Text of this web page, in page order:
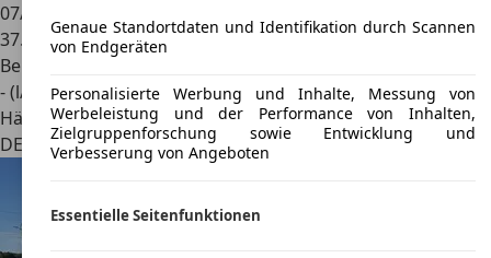
07/2024
37.349 km
Benzin
- (l/100 km)
Händler
DE 57076Siegen
Genaue Standortdaten und Identifikation durch Scannen
von Endgeräten
Personalisierte Werbung und Inhalte, Messung von
Werbeleistung und der Performance von Inhalten,
Zielgruppenforschung sowie Entwicklung und
Verbesserung von Angeboten
Essentielle Seitenfunktionen